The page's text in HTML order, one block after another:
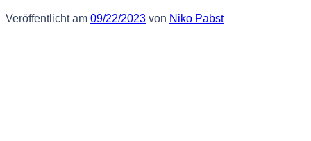
Veröffentlicht am 09/22/2023 von Niko Pabst